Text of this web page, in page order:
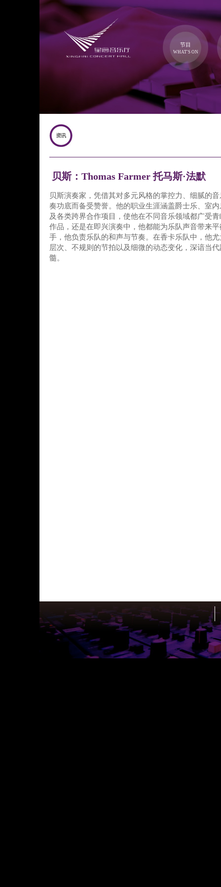
节目
WHAT'S ON
贝斯：Thomas Farmer 托马斯·法默
贝斯演奏家，凭借其对多元风格的掌控力、细腻的
奏功底而备受赞誉。他的职业生涯涵盖爵士乐、室
及各类跨界合作项目，使他在不同音乐领域都广受
作品，还是在即兴演奏中，他都能为乐队声音带来
手，他负责乐队的和声与节奏。在香卡乐队中，他
层次、不规则的节拍以及细微的动态变化，深谙当
髓。